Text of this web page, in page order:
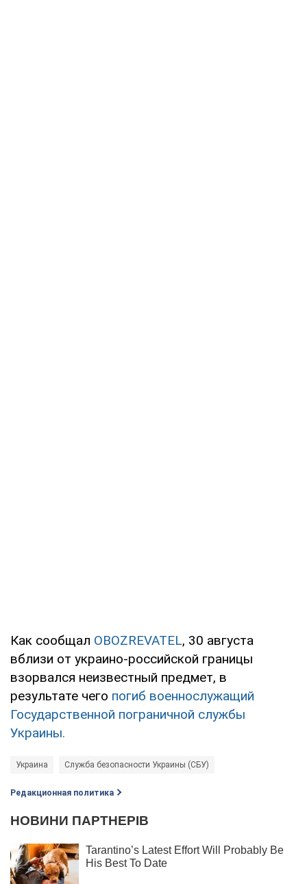
Как сообщал OBOZREVATEL, 30 августа
вблизи от украино-российской границы
взорвался неизвестный предмет, в
результате чего погиб военнослужащий
Государственной пограничной службы
Украины.
Украина Служба безопасности Украины (СБУ)
Редакционная политика